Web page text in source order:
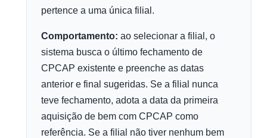
pertence a uma única filial.
Comportamento: ao selecionar a filial, o
sistema busca o último fechamento de
CPCAP existente e preenche as datas
anterior e final sugeridas. Se a filial nunca
teve fechamento, adota a data da primeira
aquisição de bem com CPCAP como
referência. Se a filial não tiver nenhum bem